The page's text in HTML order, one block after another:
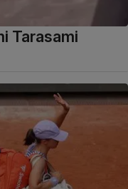
Tarasami